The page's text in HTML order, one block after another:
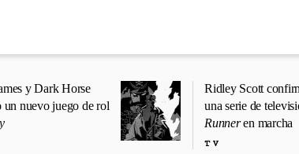
y Dark Horse
un nuevo juego de rol
Ridley Scott
una serie de
Runneren marcha
TV